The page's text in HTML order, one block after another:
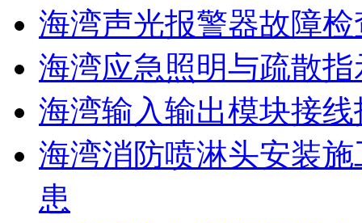
海湾声光报警器故障
海湾应急照明与疏散
海湾输入输出模块接
海湾消防喷淋头安装
患